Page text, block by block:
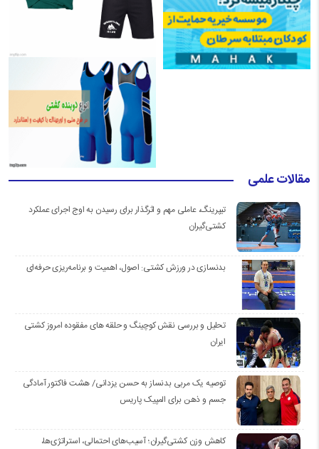
مقالات علمی
تیپرینگ، عاملی مهم و اثرگذار برای رسیدن به اوج اجرای عملکرد
کشتی‌گیران
بدنسازی در ورزش کشتی: اصول، اهمیت و برنامه‌ریزی حرفه‌ای
تحلیل و بررسی نقش کوچینگ و حلقه های مفقوده امروز کشتی
ایران
توصیه یک مربی بدنساز به حسن یزدانی/ هشت فاکتور آمادگی
جسم و ذهن برای المپیک پاریس
کاهش وزن کشتی‌گیران؛ آسیب‌های احتمالی، استراتژی‌ها،